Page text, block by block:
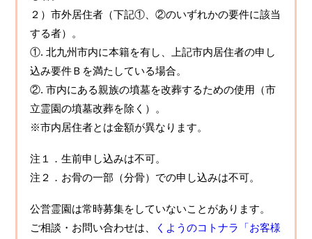
２）市外居住者（下記①、②のいずれかの要件に該当
する者）。
①. 北九州市内に本籍を有し、上記市内居住者の申し
込み要件Ｂを満たしている場合。
②. 市内にある親族の墳墓を改葬するための使用（市
立霊園の墳墓改葬を除く）。
※市内居住者とは金額が異なります。
注１．生前申し込みは不可。
注２．お骨の一部（分骨）での申し込みは不可。
公営霊園は常時募集をしていないことがあります。
ご相談・お問い合わせは、
くようのコトナラ「お客様